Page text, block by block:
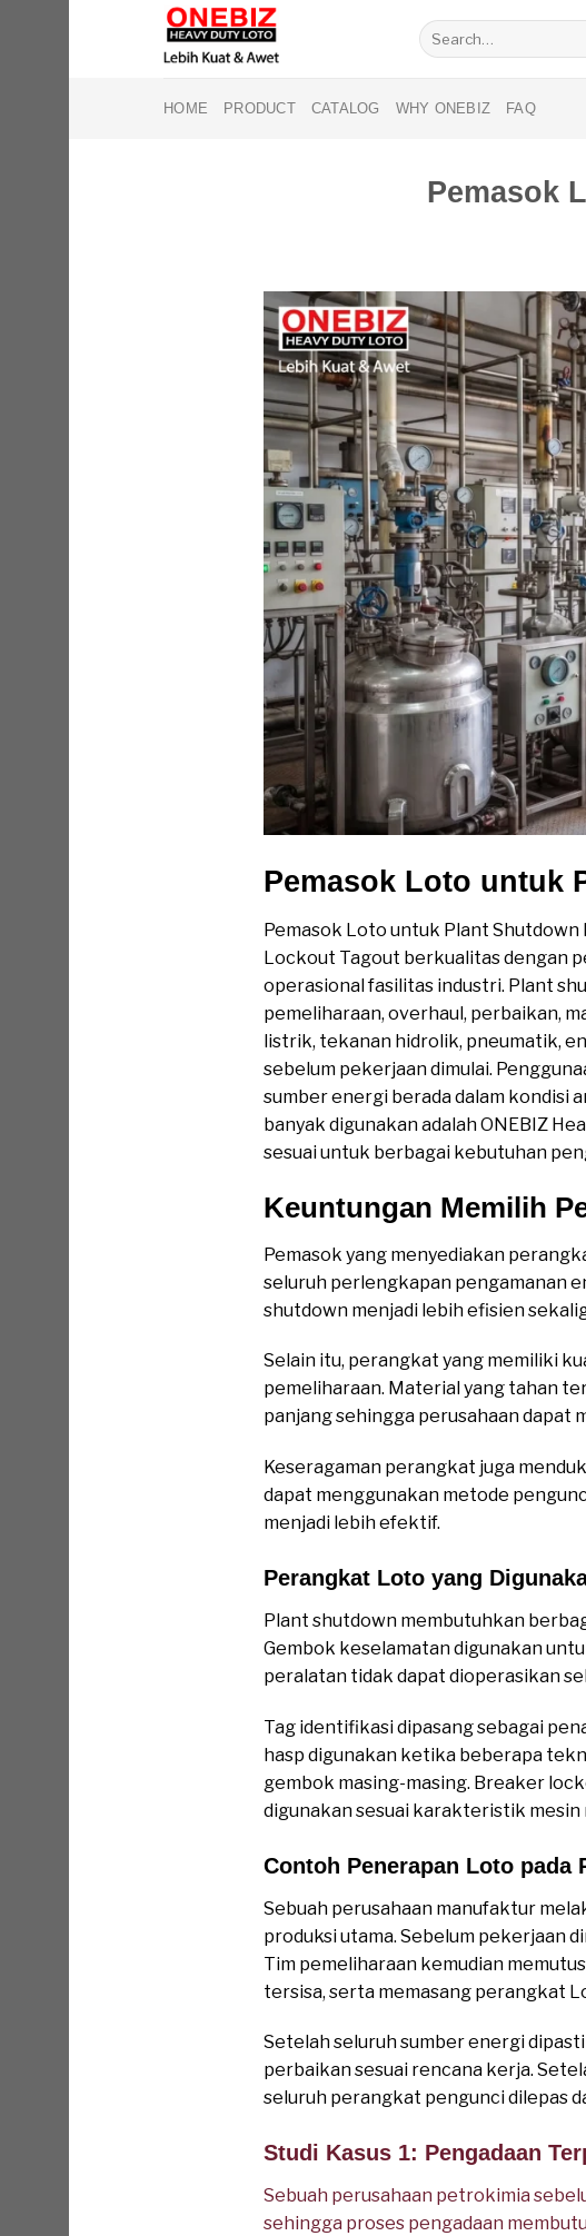
Search
for:
HOME PRODUCT CATALOG WHY ONEBIZ FAQ
Pemasok
Pemasok Loto untuk
Pemasok Loto untuk Plant
Lockout Tagout berkualitas dengan
operasional fasilitas industri. Plant
pemeliharaan, overhaul, perbaikan,
listrik, tekanan hidrolik, pneumatik,
sebelum pekerjaan dimulai.
sumber energi berada dalam kondisi
banyak digunakan adalah ONEBIZ
sesuai untuk berbagai kebutuhan
Keuntungan Memilih
Pemasok yang menyediakan
seluruh perlengkapan pengamanan
shutdown menjadi lebih efisien
Selain itu, perangkat yang memiliki
pemeliharaan. Material yang tahan
panjang sehingga perusahaan dapat
Keseragaman perangkat juga
dapat menggunakan metode
menjadi lebih efektif.
Perangkat Loto yang
Plant shutdown membutuhkan
Gembok keselamatan digunakan
peralatan tidak dapat dioperasikan
Tag identifikasi dipasang sebagai
hasp digunakan ketika beberapa
gembok masing-masing. Breaker
digunakan sesuai karakteristik mesin
Contoh Penerapan Loto pada
Sebuah perusahaan manufaktur
produksi utama. Sebelum pekerjaan
Tim pemeliharaan kemudian
tersisa, serta memasang perangkat
Setelah seluruh sumber energi
perbaikan sesuai rencana kerja.
seluruh perangkat pengunci dilepas
Studi Kasus 1: Pengadaan
Sebuah perusahaan petrokimia
sehingga proses pengadaan